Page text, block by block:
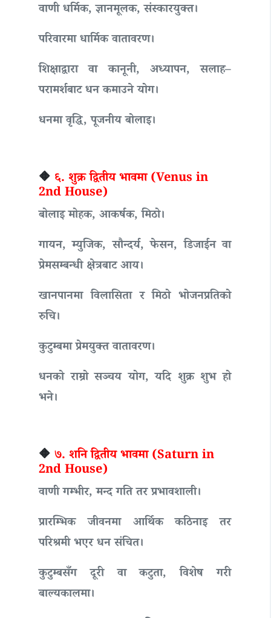
वाणी धर्मिक, ज्ञानमूलक, संस्कारयुक्त।
परिवारमा धार्मिक वातावरण।
शिक्षाद्वारा वा कानूनी, अध्यापन, सलाह–
परामर्शबाट धन कमाउने योग।
धनमा वृद्धि, पूजनीय बोलाइ।
🔶 ६. शुक्र द्वितीय भावमा (Venus in
2nd House)
बोलाइ मोहक, आकर्षक, मिठो।
गायन, म्युजिक, सौन्दर्य, फेसन, डिजाईन वा
प्रेमसम्बन्धी क्षेत्रबाट आय।
खानपानमा विलासिता र मिठो भोजनप्रतिको
रुचि।
कुटुम्बमा प्रेमयुक्त वातावरण।
धनको राम्रो सञ्चय योग, यदि शुक्र शुभ हो
भने।
🔶 ७. शनि द्वितीय भावमा (Saturn in
2nd House)
वाणी गम्भीर, मन्द गति तर प्रभावशाली।
प्रारम्भिक जीवनमा आर्थिक कठिनाइ तर
परिश्रमी भएर धन संचित।
कुटुम्बसँग दूरी वा कटुता, विशेष गरी
बाल्यकालमा।